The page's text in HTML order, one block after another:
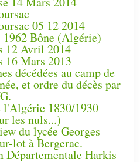
05 12 2014
Bône (Algérie)
12 Avril 2014
16 Mars 2013
décédées au camp de
et ordre du décès par
l'Algérie 1830/1930
les nuls...)
du lycée Georges
lot à Bergerac.
Harkis